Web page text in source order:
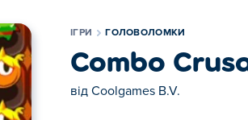
ІГРИ ГОЛОВОЛОМКИ
Combo
від Coolgames B.V.